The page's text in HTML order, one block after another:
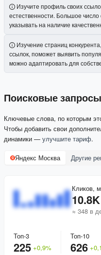
Изучите профиль своих
естественности. Большое
указывать на наличие
Изучение страниц
ссылок, поможет выявить
можно адаптировать для
Поисковые запросы
Ключевые слова, по которым
Чтобы добавить свои
динамики — улучшите тариф.
Яндекс Москва Другие
Кликов,
10.8K
≈ 348 в
Топ-3
225 +0,9%
Топ-10
626 +